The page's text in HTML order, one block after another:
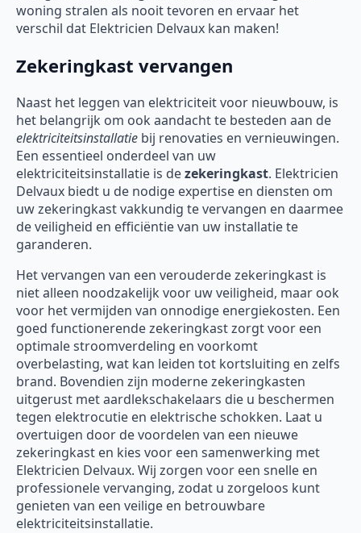
woning stralen als nooit tevoren en ervaar het
verschil dat Elektricien Delvaux kan maken!
Zekeringkast vervangen
Naast het leggen van elektriciteit voor nieuwbouw, is
het belangrijk om ook aandacht te besteden aan de
elektriciteitsinstallatie bij renovaties en vernieuwingen.
Een essentieel onderdeel van uw
elektriciteitsinstallatie is dezekeringkast. Elektricien
Delvaux biedt u de nodige expertise en diensten om
uw zekeringkast vakkundig te vervangen en daarmee
de veiligheid en efficiëntie van uw installatie te
garanderen.
Het vervangen van een verouderde zekeringkast is
niet alleen noodzakelijk voor uw veiligheid, maar ook
voor het vermijden van onnodige energiekosten. Een
goed functionerende zekeringkast zorgt voor een
optimale stroomverdeling en voorkomt
overbelasting, wat kan leiden tot kortsluiting en zelfs
brand. Bovendien zijn moderne zekeringkasten
uitgerust met aardlekschakelaars die u beschermen
tegen elektrocutie en elektrische schokken. Laat u
overtuigen door de voordelen van een nieuwe
zekeringkast en kies voor een samenwerking met
Elektricien Delvaux. Wij zorgen voor een snelle en
professionele vervanging, zodat u zorgeloos kunt
genieten van een veilige en betrouwbare
elektriciteitsinstallatie.